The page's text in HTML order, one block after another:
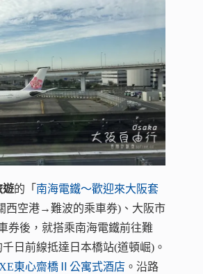
遊的「 南海電鐵～歡迎來大阪套
西空港→難波的乘車券)、大阪市
券後，就搭乘南海電鐵前往難
日前線抵達日本橋站(道頓崛)。
東心齋橋Ⅱ公寓式酒店 。沿路